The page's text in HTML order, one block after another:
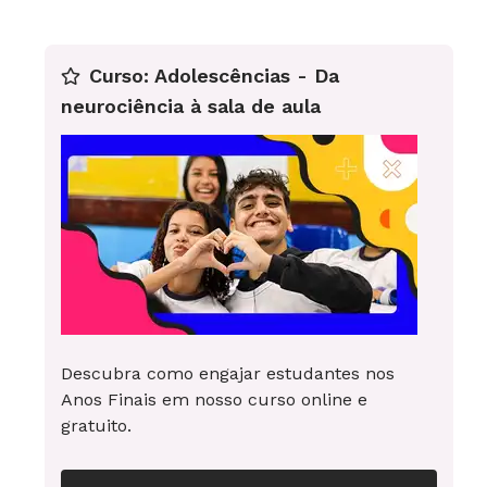
Artes, em São Pauloprofessora de ateliê infantil
no Studio Lazar de Artes, em São Paulo
Curso: Adolescências - Da
neurociência à sala de aula
Descubra como engajar estudantes nos
Anos Finais em nosso curso online e
gratuito.